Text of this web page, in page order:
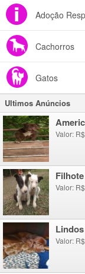
Adoção
Cachorros
Gatos
Ultimos Anúncios
Valor:
Valor:
Valor: